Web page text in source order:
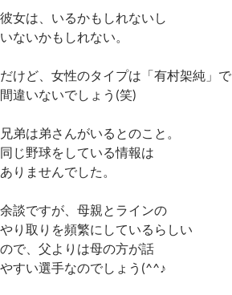
彼女は、いるかもしれないし
いないかもしれない。
だけど、女性のタイプは「有村架純」で
間違いないでしょう(笑)
兄弟は弟さんがいるとのこと。
同じ野球をしている情報は
ありませんでした。
余談ですが、母親とラインの
やり取りを頻繁にしているらしい
ので、父よりは母の方が話
やすい選手なのでしょう(^^♪